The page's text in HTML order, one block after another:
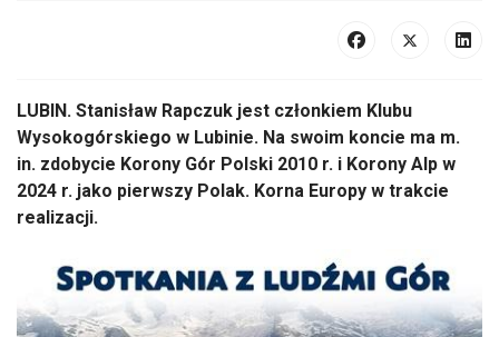
LUBIN. Stanisław Rapczuk jest członkiem Klubu
Wysokogórskiego w Lubinie. Na swoim koncie ma m.
in. zdobycie Korony Gór Polski 2010 r. i Korony Alp w
2024 r. jako pierwszy Polak. Korna Europy w trakcie
realizacji.